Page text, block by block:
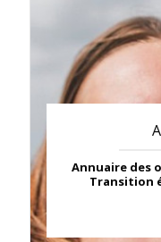
Annuaire des
Transition